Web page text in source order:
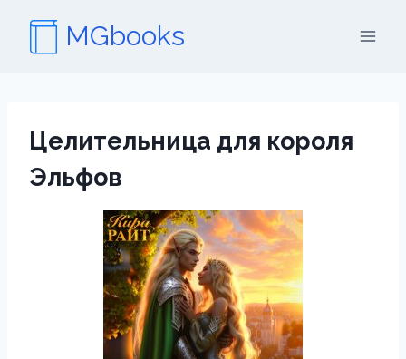
содержимому
MGbooks
Целительница для короля
Эльфов